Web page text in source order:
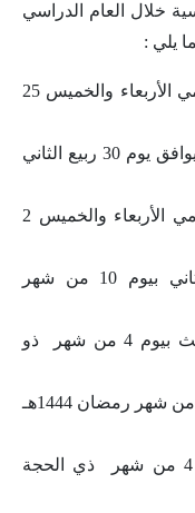
خلال العام الدراسي
إجازة اليوم الوطني السعودي يومي الأربعاء والخميس 25
إجازة نهاية الفصل الداسي الاول يوافق يوم 30 ربيع الثاني
إجازة يوم التأسيس السعودي يومي الأربعاء والخميس 2
إجازة نهاية الفصل الدراسي الثاني بيوم 10 من شهر
إجازة نهاية الفصل الدراسي الثالث بيوم 4 من شهر ذو
إجازة عيد الفطر المبارك بيوم 22 من شهر رمضان 1444هـ
إجازة نهاية العام الدراسي بيوم 4 من شهر ذي الحجة